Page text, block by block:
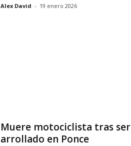
Alex David - 19 enero 2026
Muere motociclista tras ser
arrollado en Ponce